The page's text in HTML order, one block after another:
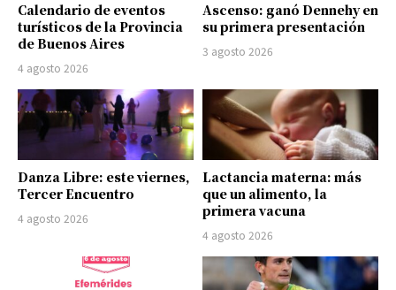
Calendario de eventos
turísticos de la Provincia
de Buenos Aires
4 agosto 2026
Ascenso: ganó Dennehy en
su primera presentación
3 agosto 2026
Danza Libre: este viernes,
Tercer Encuentro
4 agosto 2026
Lactancia materna: más
que un alimento, la
primera vacuna
4 agosto 2026